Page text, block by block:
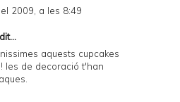
2009, a les 8:49
aquests cupcakes
les de decoració t'han